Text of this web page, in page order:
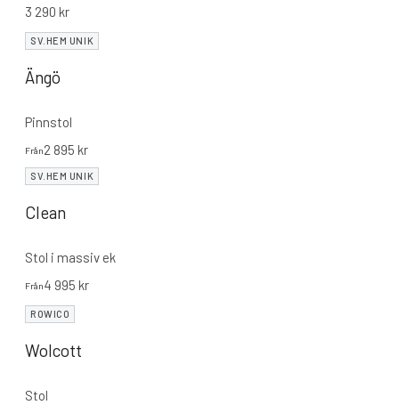
3 290 kr
SV.HEM UNIK
Ängö
Pinnstol
Från2 895 kr
SV.HEM UNIK
Clean
Stol i massiv ek
Från4 995 kr
ROWICO
Wolcott
Stol